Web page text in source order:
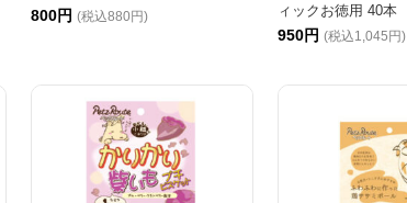
800円 (税込880円)
ィックお徳用 40本
950円 (税込1,045円)